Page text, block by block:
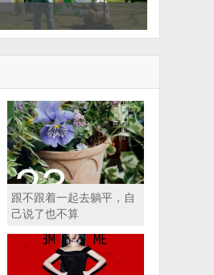
跟不跟着一起去躺平，自
己说了也不算